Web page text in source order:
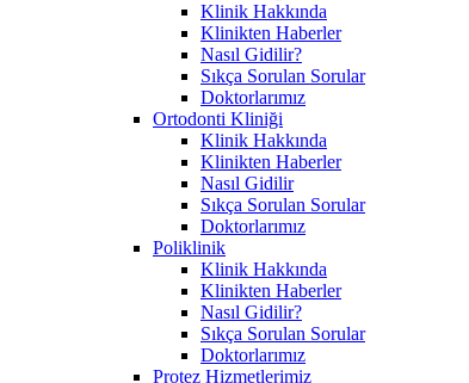
Klinik Hakkında
Klinikten Haberler
Nasıl Gidilir?
Sıkça Sorulan Sorular
Doktorlarımız
Ortodonti Kliniği
Klinik Hakkında
Klinikten Haberler
Nasıl Gidilir
Sıkça Sorulan Sorular
Doktorlarımız
Poliklinik
Klinik Hakkında
Klinikten Haberler
Nasıl Gidilir?
Sıkça Sorulan Sorular
Doktorlarımız
Protez Hizmetlerimiz